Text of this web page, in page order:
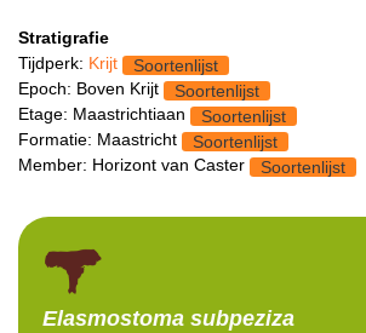
Stratigrafie
Tijdperk: Krijt
Soortenlijst
Epoch: Boven Krijt
Soortenlijst
Etage: Maastrichtiaan
Soortenlijst
Formatie: Maastricht
Soortenlijst
Member: Horizont van Caster
Soortenlijst
Elasmostoma subpeziza